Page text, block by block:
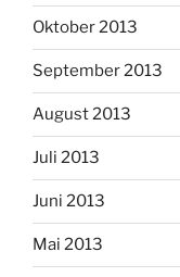
Oktober 2013
September 2013
August 2013
Juli 2013
Juni 2013
Mai 2013